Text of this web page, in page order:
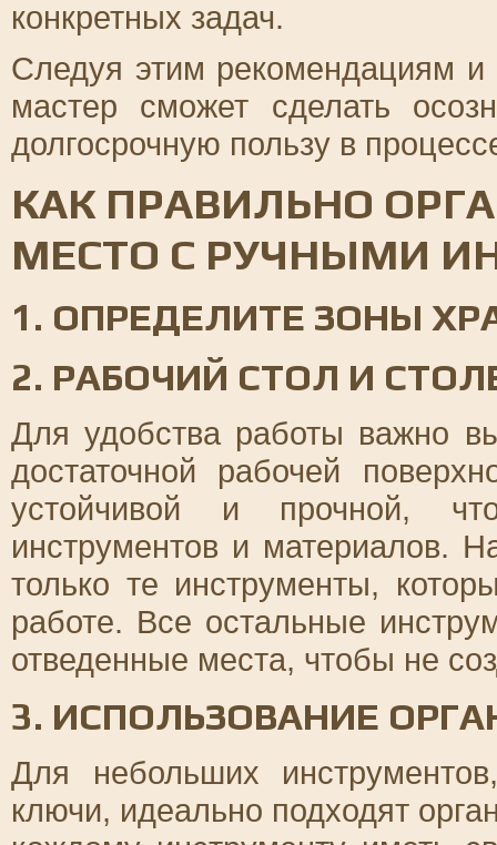
конкретных задач.
Следуя этим рекомендациям
мастер сможет сделать
долгосрочную пользу в
КАК ПРАВИЛЬНО
МЕСТО С РУЧНЫМИ
1. ОПРЕДЕЛИТЕ ЗОНЫ
2. РАБОЧИЙ СТОЛ И
Для удобства работы важно
достаточной рабочей
устойчивой и прочной,
инструментов и материалов.
только те инструменты,
работе. Все остальные
отведенные места, чтобы не
3. ИСПОЛЬЗОВАНИЕ
Для небольших
ключи, идеально подходят